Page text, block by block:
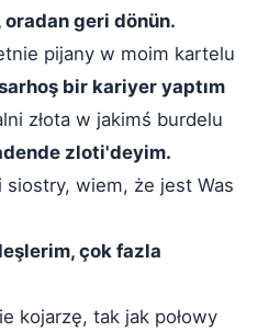
geri dönün.
pijany w moim kartelu
bir kariyer yaptım
złota w jakimś burdelu
zloti'deyim.
siostry, wiem, że jest Was
çok fazla
kojarzę, tak jak połowy